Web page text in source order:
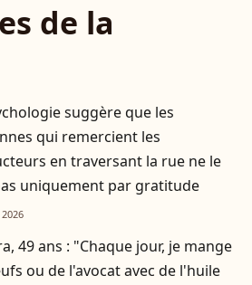
de la
suggère que les
qui remercient les
en traversant la rue ne le
uniquement par gratitude
49 ans : "Chaque jour, je mange
ou de l'avocat avec de l'huile